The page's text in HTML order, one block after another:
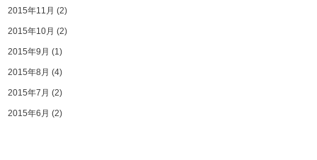
2015年11月 (2)
2015年10月 (2)
2015年9月 (1)
2015年8月 (4)
2015年7月 (2)
2015年6月 (2)